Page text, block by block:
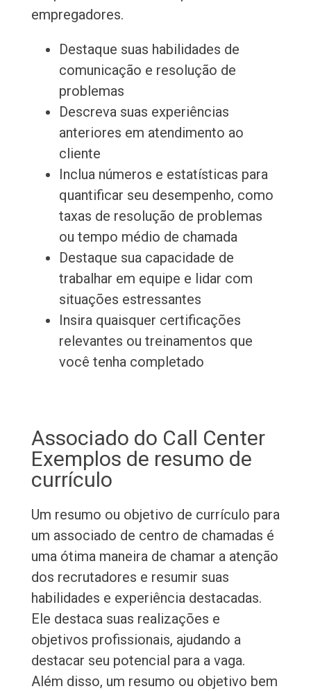
empregadores.
Destaque suas habilidades de
comunicação e resolução de
problemas
Descreva suas experiências
anteriores em atendimento ao
cliente
Inclua números e estatísticas para
quantificar seu desempenho, como
taxas de resolução de problemas
ou tempo médio de chamada
Destaque sua capacidade de
trabalhar em equipe e lidar com
situações estressantes
Insira quaisquer certificações
relevantes ou treinamentos que
você tenha completado
Associado do Call Center
Exemplos de resumo de
currículo
Um resumo ou objetivo de currículo para
um associado de centro de chamadas é
uma ótima maneira de chamar a atenção
dos recrutadores e resumir suas
habilidades e experiência destacadas.
Ele destaca suas realizações e
objetivos profissionais, ajudando a
destacar seu potencial para a vaga.
Além disso, um resumo ou objetivo bem